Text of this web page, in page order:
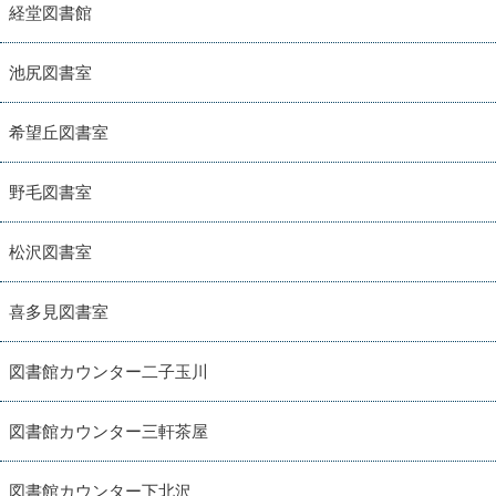
経堂図書館
池尻図書室
希望丘図書室
野毛図書室
松沢図書室
喜多見図書室
図書館カウンター二子玉川
図書館カウンター三軒茶屋
図書館カウンター下北沢